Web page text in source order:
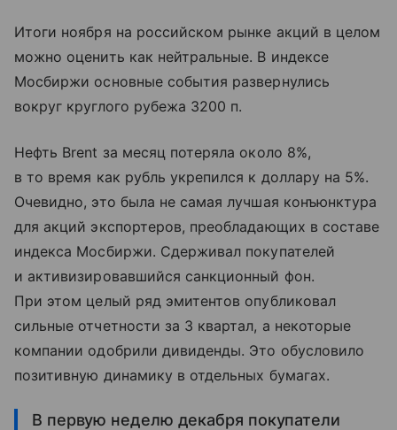
Итоги ноября на российском рынке акций в целом
можно оценить как нейтральные. В индексе
Мосбиржи основные события развернулись
вокруг круглого рубежа 3200 п.
Нефть Brent за месяц потеряла около 8%,
в то время как рубль укрепился к доллару на 5%.
Очевидно, это была не самая лучшая конъюнктура
для акций экспортеров, преобладающих в составе
индекса Мосбиржи. Сдерживал покупателей
и активизировавшийся санкционный фон.
При этом целый ряд эмитентов опубликовал
сильные отчетности за 3 квартал, а некоторые
компании одобрили дивиденды. Это обусловило
позитивную динамику в отдельных бумагах.
В первую неделю декабря покупатели